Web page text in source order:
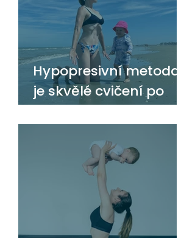
Hypopresivní metoda
je skvělé cvičení po
porodu